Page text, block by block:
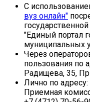
С
вуз онлайн"
"Единый портал
муниципальных
Через
пользования по
Радищева, 35,
Лично по
Приемная